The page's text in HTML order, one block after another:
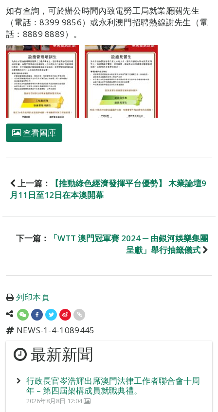
如有查詢，可於辦公時間內致電勞工局就業廳關先生
（電話：8399 9856）或永利澳門招聘熱線謝先生（電
話：8889 8889）。
查看圖庫
上一篇：
【推動綠色經濟發揮平台優勢】 木業論壇9
月11日至12日在本澳開幕
下一篇：
「WTT 澳門冠軍賽 2024 ─ 由銀河娛樂集團
呈獻」舉行抽籤儀式
列印本頁
NEWS-1-4-1089445
最新新聞
行政長官岑浩輝出席澳門法律工作者聯合會十周
年 – 第四屆架構成員就職典禮。
2026年8月8日 12:04